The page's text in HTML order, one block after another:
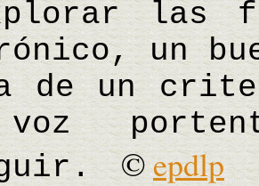
las
un
de un
©epdlp